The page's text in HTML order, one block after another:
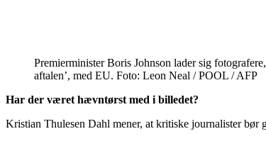
Premierminister Boris Johnson lader sig
aftalen’, med EU. Foto: Leon Neal / POOL / AFP
Har der været hævntørst med i billedet?
Kristian Thulesen Dahl mener, at kritiske journalister